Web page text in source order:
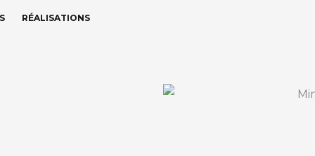
RÉALISATIONS